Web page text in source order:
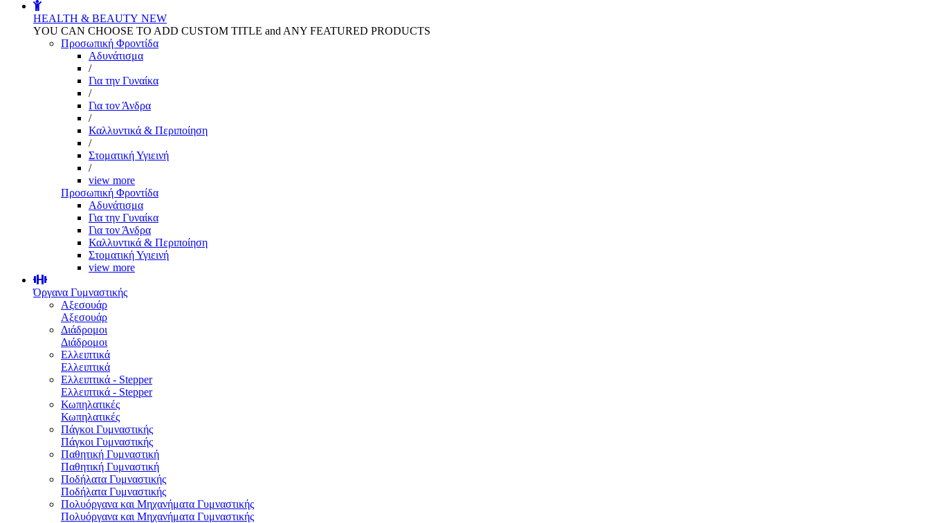
HEALTH & BEAUTY NEW
YOU CAN CHOOSE TO ADD CUSTOM TITLE and ANY FEATURED PRODUCTS
Προσωπική Φροντίδα
Αδυνάτισμα
/
Για την Γυναίκα
/
Για τον Άνδρα
/
Καλλυντικά & Περιποίηση
/
Στοματική Υγιεινή
/
view more
Προσωπική Φροντίδα
Αδυνάτισμα
Για την Γυναίκα
Για τον Άνδρα
Καλλυντικά & Περιποίηση
Στοματική Υγιεινή
view more
Όργανα Γυμναστικής
Αξεσουάρ
Αξεσουάρ
Διάδρομοι
Διάδρομοι
Ελλειπτικά
Ελλειπτικά
Ελλειπτικά - Stepper
Ελλειπτικά - Stepper
Κωπηλατικές
Κωπηλατικές
Πάγκοι Γυμναστικής
Πάγκοι Γυμναστικής
Παθητική Γυμναστική
Παθητική Γυμναστική
Ποδήλατα Γυμναστικής
Ποδήλατα Γυμναστικής
Πολυόργανα και Μηχανήματα Γυμναστικής
Πολυόργανα και Μηχανήματα Γυμναστικής